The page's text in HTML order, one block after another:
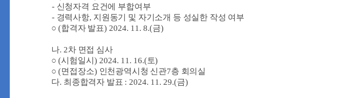
- 신청자격 요건에 부합여부
- 경력사항, 지원동기 및 자기소개 등 성실한 작성 여부
○(합격자 발표) 2024. 11. 8.(금)
나. 2차 면접 심사
○(시험일시) 2024. 11. 16.(토)
○(면접장소) 인천광역시청 신관7층 회의실
다. 최종합격자 발표 : 2024. 11. 29.(금)